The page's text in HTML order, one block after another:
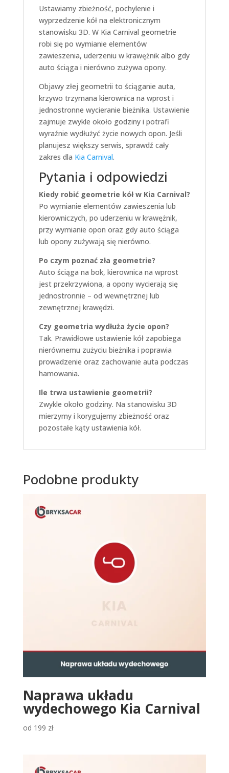
Ustawiamy zbieżność, pochylenie i
wyprzedzenie kół na elektronicznym
stanowisku 3D. W Kia Carnival geometrie
robi się po wymianie elementów
zawieszenia, uderzeniu w krawężnik albo gdy
auto ściąga i nierówno zużywa opony.
Objawy złej geometrii to ściąganie auta,
krzywo trzymana kierownica na wprost i
jednostronne wycieranie bieżnika. Ustawienie
zajmuje zwykle około godziny i potrafi
wyraźnie wydłużyć życie nowych opon. Jeśli
planujesz większy serwis, sprawdź cały
zakres dla Kia Carnival.
Pytania i odpowiedzi
Kiedy robić geometrie kół w Kia Carnival?
Po wymianie elementów zawieszenia lub
kierowniczych, po uderzeniu w krawężnik,
przy wymianie opon oraz gdy auto ściąga
lub opony zużywają się nierówno.
Po czym poznać zła geometrie?
Auto ściąga na bok, kierownica na wprost
jest przekrzywiona, a opony wycierają się
jednostronnie – od wewnętrznej lub
zewnętrznej krawędzi.
Czy geometria wydłuża życie opon?
Tak. Prawidłowe ustawienie kół zapobiega
nierównemu zużyciu bieżnika i poprawia
prowadzenie oraz zachowanie auta podczas
hamowania.
Ile trwa ustawienie geometrii?
Zwykle około godziny. Na stanowisku 3D
mierzymy i korygujemy zbieżność oraz
pozostałe kąty ustawienia kół.
Podobne produkty
Naprawa układu
wydechowego Kia Carnival
od 199 zł